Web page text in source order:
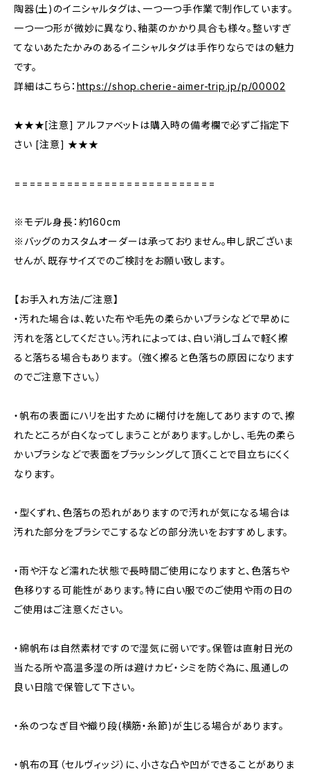
陶器(土)のイニシャルタグは、一つ一つ手作業で制作しています。
一つ一つ形が微妙に異なり、釉薬のかかり具合も様々。整いすぎ
てないあたたかみのあるイニシャルタグは手作りならではの魅力
です。
詳細はこちら： https://shop.cherie-aimer-trip.jp/p/00002
★★★[注意] アルファベットは購入時の備考欄で必ずご指定下
さい [注意] ★★★
===========================
※モデル身長：約160cm
※バッグのカスタムオーダーは承っておりません。申し訳ございま
せんが、既存サイズでのご検討をお願い致します。
【お手入れ方法/ご注意】
・汚れた場合は、乾いた布や毛先の柔らかいブラシなどで早めに
汚れを落としてください。汚れによっては、白い消しゴムで軽く擦
ると落ちる場合もあります。 （強く擦ると色落ちの原因になります
のでご注意下さい。）
・帆布の表面にハリを出すために糊付けを施してありますので、擦
れたところが白くなってしまうことがあります。しかし、毛先の柔ら
かいブラシなどで表面をブラッシングして頂くことで目立ちにくく
なります。
・型くずれ、色落ちの恐れがありますので汚れが気になる場合は
汚れた部分をブラシでこするなどの部分洗いをおすすめします。
・雨や汗など濡れた状態で長時間ご使用になりますと、色落ちや
色移りする可能性があります。特に白い服でのご使用や雨の日の
ご使用はご注意ください。
・綿帆布は自然素材ですので湿気に弱いです。保管は直射日光の
当たる所や高温多湿の所は避けカビ・シミを防ぐ為に、風通しの
良い日陰で保管して下さい。
・糸のつなぎ目や織り段(横筋・糸節)が生じる場合があります。
・帆布の耳（セルヴィッジ）に、小さな凸や凹ができることがありま